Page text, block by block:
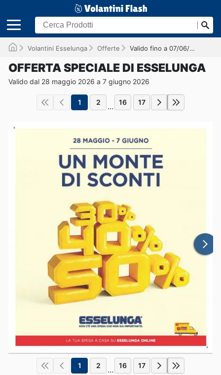
Volantini Esselunga Offerte Valido fino a 07/06/2026
OFFERTA SPECIALE DI ESSELUNGA
Valido dal 28 maggio 2026 a 7 giugno 2026
1 2 ... 16 17
1 2 ... 16 17